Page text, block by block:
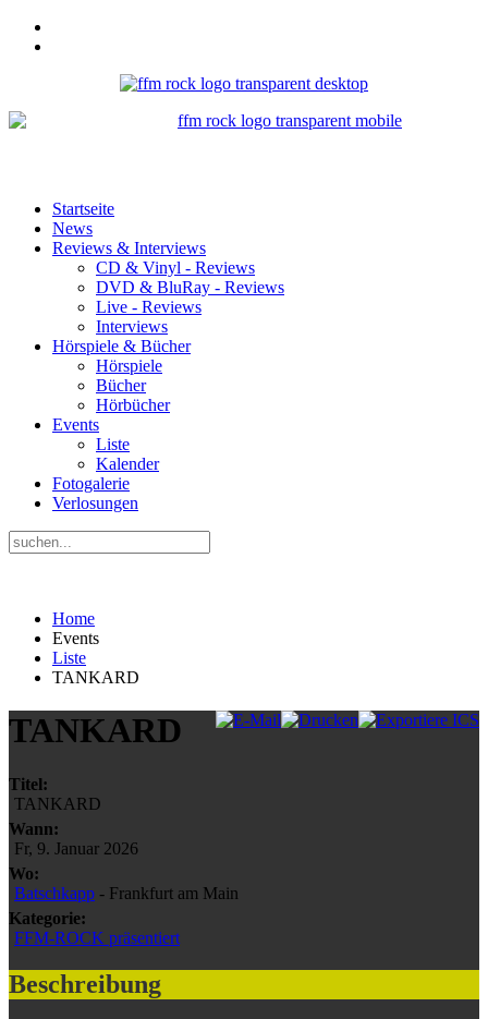
Startseite
News
Reviews & Interviews
CD & Vinyl - Reviews
DVD & BluRay - Reviews
Live - Reviews
Interviews
Hörspiele & Bücher
Hörspiele
Bücher
Hörbücher
Events
Liste
Kalender
Fotogalerie
Verlosungen
Home
Events
Liste
TANKARD
TANKARD
Titel:
TANKARD
Wann:
Fr, 9. Januar 2026
Wo:
Batschkapp - Frankfurt am Main
Kategorie:
FFM-ROCK präsentiert
Beschreibung